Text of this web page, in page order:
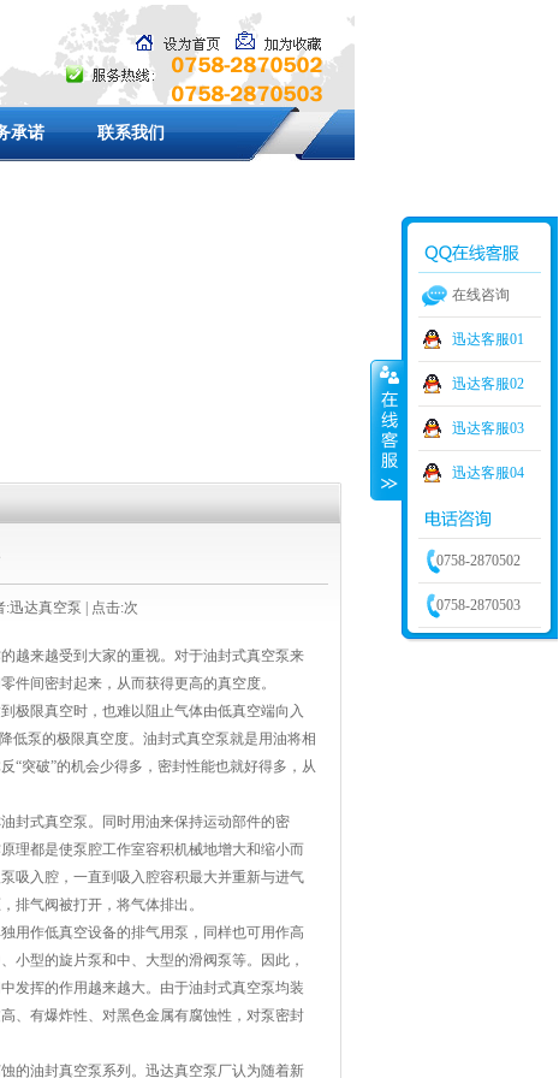
承诺 联系我们
在线咨询
迅达客服01
迅达客服02
迅达客服03
迅达客服04
0758-2870502
0758-2870503
:迅达真空泵 | 点击:次
越来越受到大家的重视。对于油封式真空泵来
件间密封起来，从而获得更高的真空度。
极限真空时，也难以阻止气体由低真空端向入
低泵的极限真空度。油封式真空泵就是用油将相
“突破”的机会少得多，密封性能也就好得多，从
封式真空泵。同时用油来保持运动部件的密
理都是使泵腔工作室容积机械地增大和缩小而
吸入腔，一直到吸入腔容积最大并重新与进气
排气阀被打开，将气体排出。
用作低真空设备的排气用泵，同样也可用作高
小型的旋片泵和中、大型的滑阀泵等。因此，
发挥的作用越来越大。由于油封式真空泵均装
、有爆炸性、对黑色金属有腐蚀性，对泵密封
的油封真空泵系列。 迅达真空泵厂认为随着新